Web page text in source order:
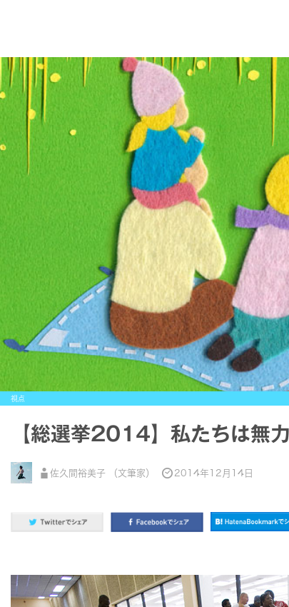
視点
【総選挙2014】私たちは無
佐久間裕美子 （文筆家） 2014年12月14日